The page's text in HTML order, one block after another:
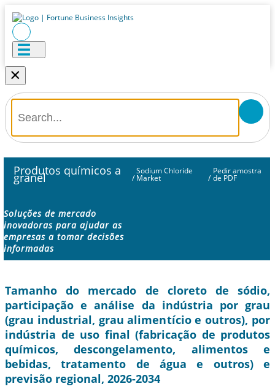
×
Produtos químicos a
granel /
Sodium Chloride
Market /
Pedir amostra
de PDF
Soluções de mercado
inovadoras para ajudar as
empresas a tomar decisões
informadas
Tamanho do mercado de cloreto de sódio,
participação e análise da indústria por grau
(grau industrial, grau alimentício e outros), por
indústria de uso final (fabricação de produtos
químicos, descongelamento, alimentos e
bebidas, tratamento de água e outros) e
previsão regional, 2026-2034